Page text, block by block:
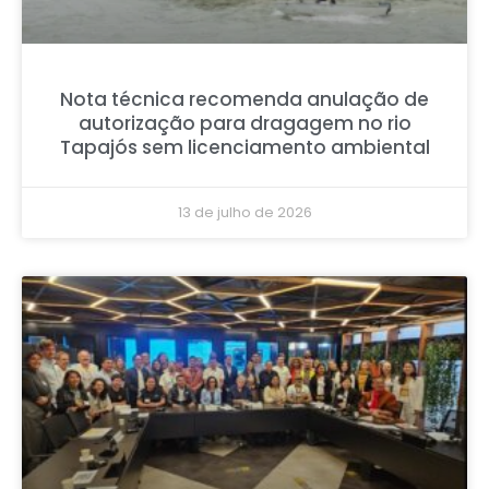
Nota técnica recomenda anulação de
autorização para dragagem no rio
Tapajós sem licenciamento ambiental
13 de julho de 2026